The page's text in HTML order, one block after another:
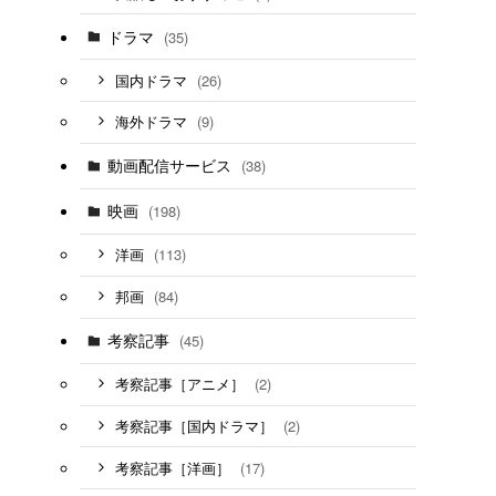
ドラマ (35)
国内ドラマ (26)
海外ドラマ (9)
動画配信サービス (38)
映画 (198)
洋画 (113)
邦画 (84)
考察記事 (45)
考察記事［アニメ］ (2)
考察記事［国内ドラマ］ (2)
考察記事［洋画］ (17)